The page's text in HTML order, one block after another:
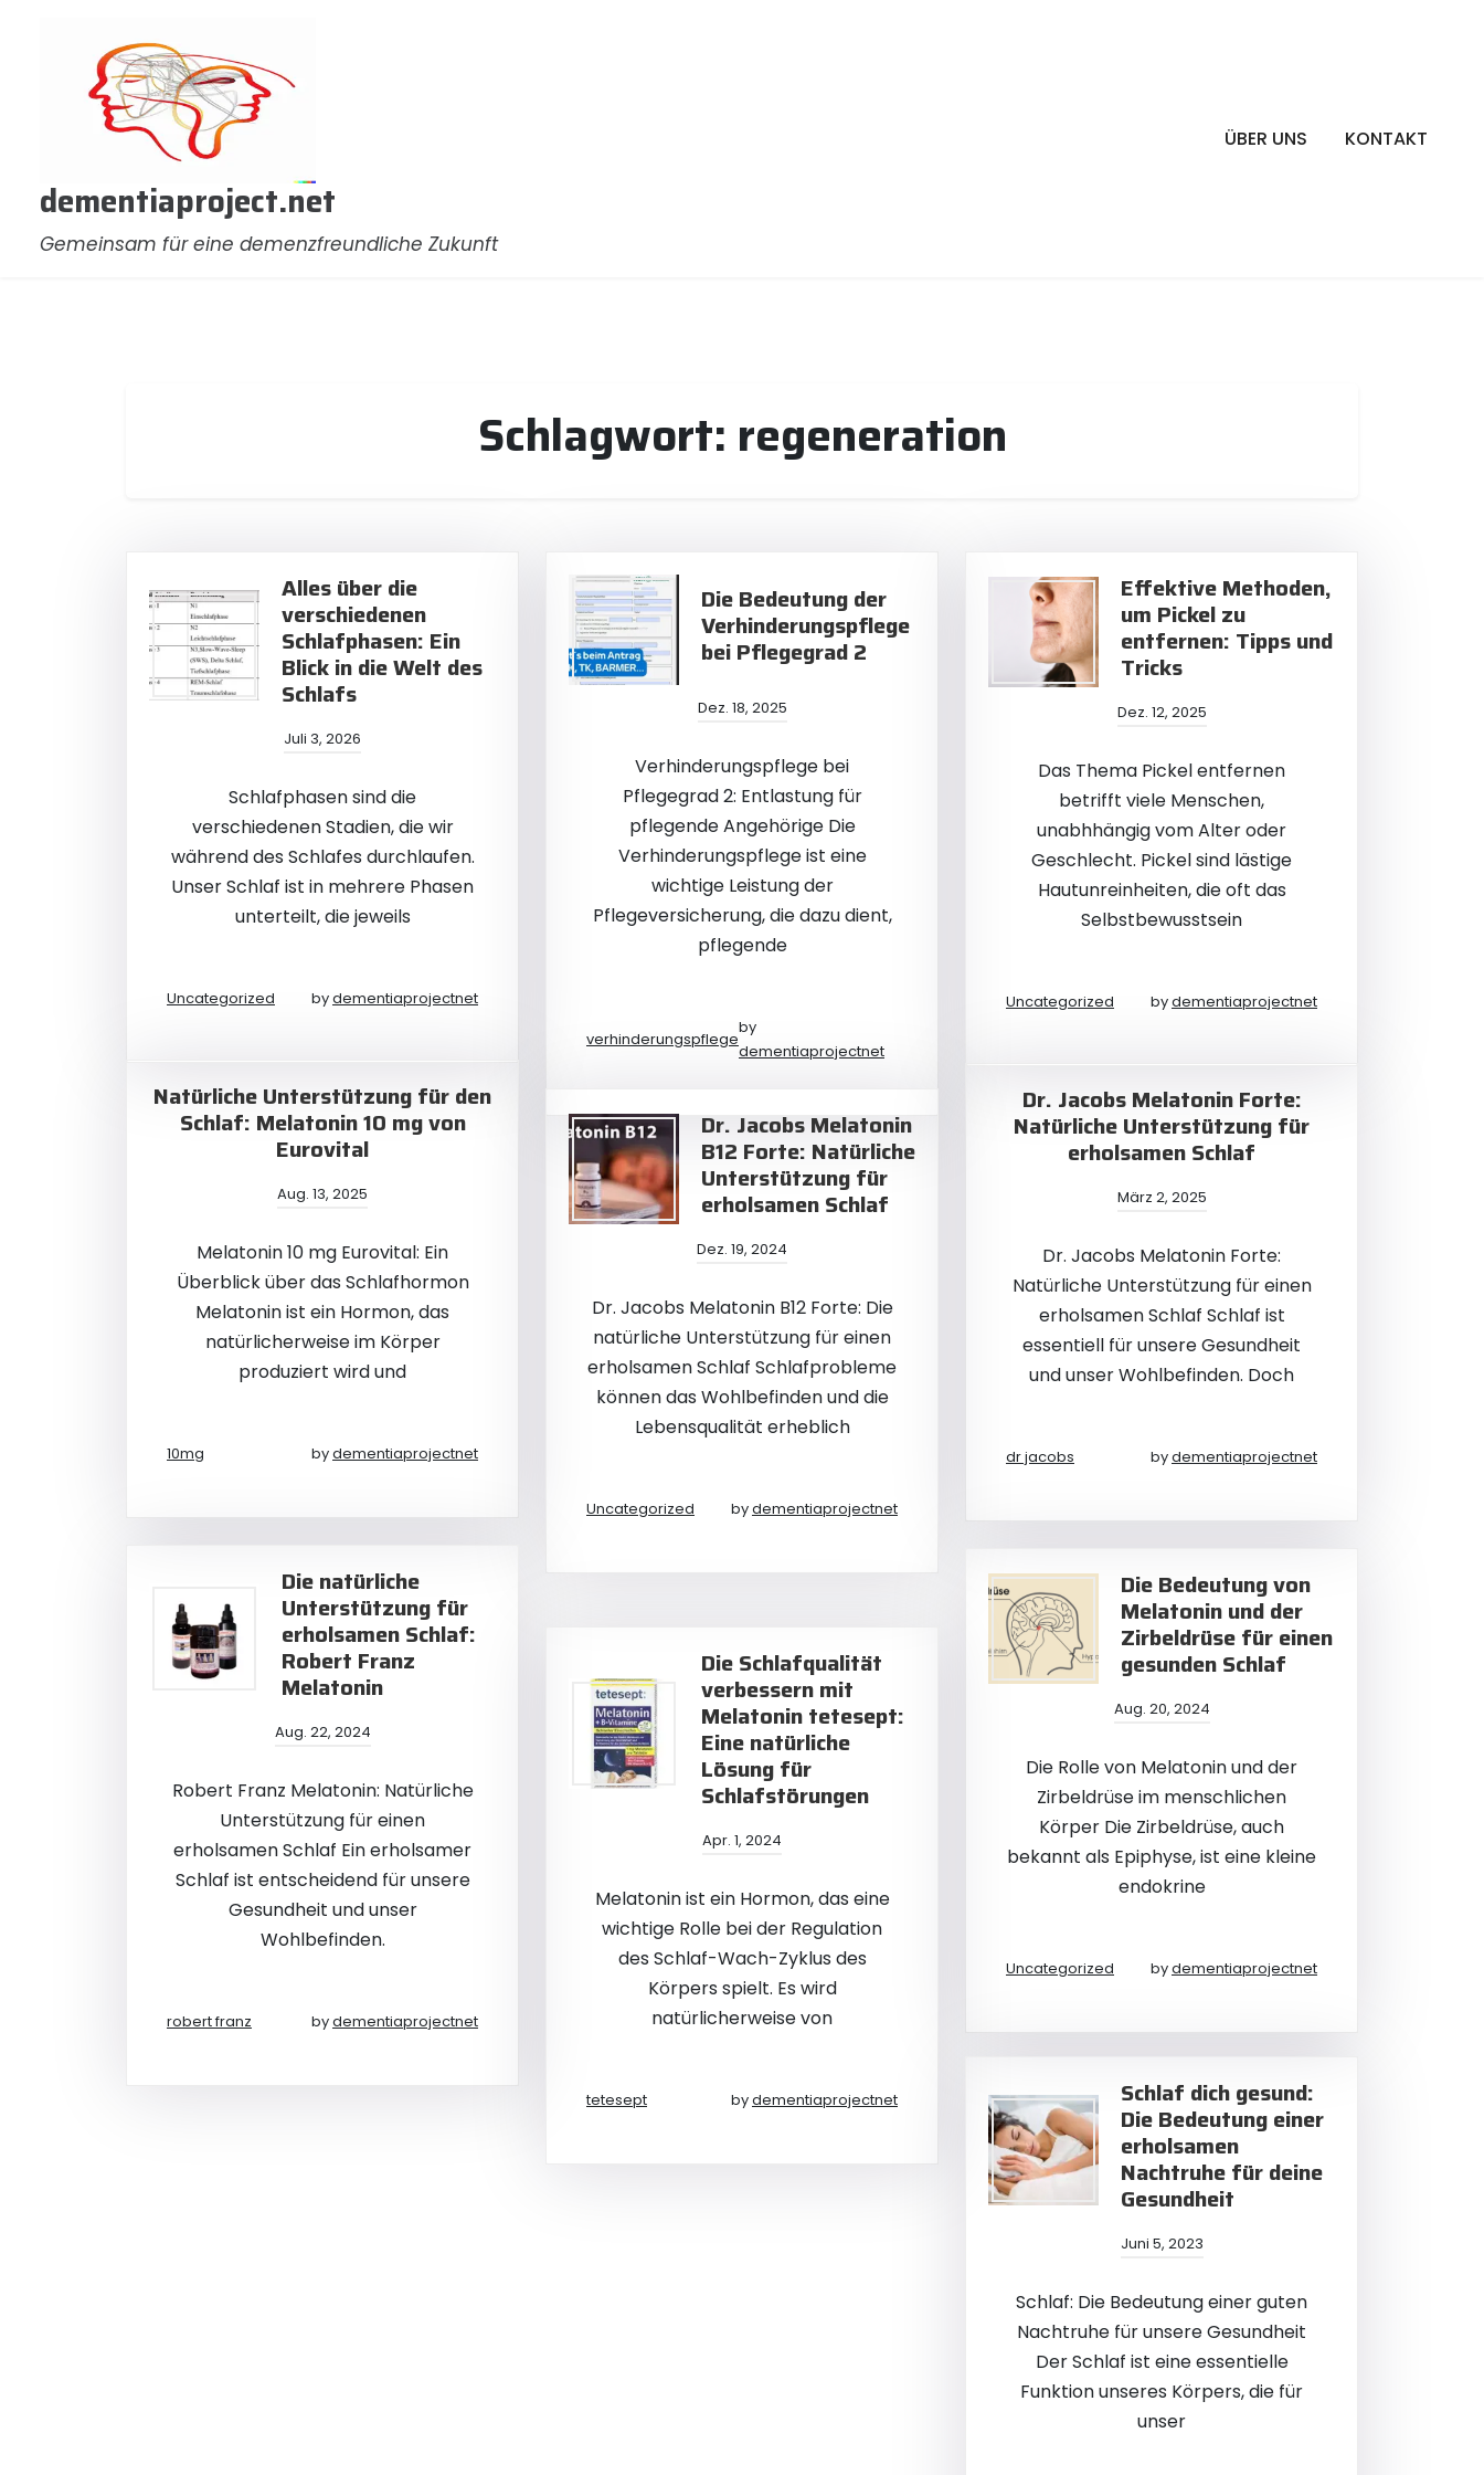
dementiaproject.net
Gemeinsam für eine demenzfreundliche Zukunft
ÜBER UNS KONTAKT
Schlagwort: regeneration
Alles über die
verschiedenen
Schlafphasen: Ein
Blick in die Welt des
Schlafs
Juli 3, 2026
Schlafphasen sind die
verschiedenen Stadien, die wir
während des Schlafes durchlaufen.
Unser Schlaf ist in mehrere Phasen
unterteilt, die jeweils
Uncategorized bydementiaprojectnet
Die Bedeutung der
Verhinderungspflege
bei Pflegegrad 2
Dez. 18, 2025
Verhinderungspflege bei
Pflegegrad 2: Entlastung für
pflegende Angehörige Die
Verhinderungspflege ist eine
wichtige Leistung der
Pflegeversicherung, die dazu dient,
pflegende
verhinderungspflege
by
dementiaprojectnet
Effektive Methoden,
um Pickel zu
entfernen: Tipps und
Tricks
Dez. 12, 2025
Das Thema Pickel entfernen
betrifft viele Menschen,
unabhhängig vom Alter oder
Geschlecht. Pickel sind lästige
Hautunreinheiten, die oft das
Selbstbewusstsein
Uncategorized bydementiaprojectnet
Natürliche Unterstützung für den
Schlaf: Melatonin 10 mg von
Eurovital
Aug. 13, 2025
Melatonin 10 mg Eurovital: Ein
Überblick über das Schlafhormon
Melatonin ist ein Hormon, das
natürlicherweise im Körper
produziert wird und
10mg bydementiaprojectnet
Dr. Jacobs Melatonin Forte:
Natürliche Unterstützung für
erholsamen Schlaf
März 2, 2025
Dr. Jacobs Melatonin Forte:
Natürliche Unterstützung für einen
erholsamen Schlaf Schlaf ist
essentiell für unsere Gesundheit
und unser Wohlbefinden. Doch
dr jacobs bydementiaprojectnet
Dr. Jacobs Melatonin
B12 Forte: Natürliche
Unterstützung für
erholsamen Schlaf
Dez. 19, 2024
Dr. Jacobs Melatonin B12 Forte: Die
natürliche Unterstützung für einen
erholsamen Schlaf Schlafprobleme
können das Wohlbefinden und die
Lebensqualität erheblich
Uncategorized bydementiaprojectnet
Die natürliche
Unterstützung für
erholsamen Schlaf:
Robert Franz
Melatonin
Aug. 22, 2024
Robert Franz Melatonin: Natürliche
Unterstützung für einen
erholsamen Schlaf Ein erholsamer
Schlaf ist entscheidend für unsere
Gesundheit und unser
Wohlbefinden.
robert franz bydementiaprojectnet
Die Bedeutung von
Melatonin und der
Zirbeldrüse für einen
gesunden Schlaf
Aug. 20, 2024
Die Rolle von Melatonin und der
Zirbeldrüse im menschlichen
Körper Die Zirbeldrüse, auch
bekannt als Epiphyse, ist eine kleine
endokrine
Uncategorized bydementiaprojectnet
Die Schlafqualität
verbessern mit
Melatonin tetesept:
Eine natürliche
Lösung für
Schlafstörungen
Apr. 1, 2024
Melatonin ist ein Hormon, das eine
wichtige Rolle bei der Regulation
des Schlaf-Wach-Zyklus des
Körpers spielt. Es wird
natürlicherweise von
tetesept bydementiaprojectnet Schlaf dich gesund:
Die Bedeutung einer
erholsamen
Nachtruhe für deine
Gesundheit
Juni 5, 2023
Schlaf: Die Bedeutung einer guten
Nachtruhe für unsere Gesundheit
Der Schlaf ist eine essentielle
Funktion unseres Körpers, die für
unser